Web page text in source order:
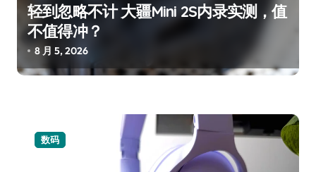
轻到忽略不计 大疆Mini 2S内录实测，值
不值得冲？
8 月 5, 2026
数码